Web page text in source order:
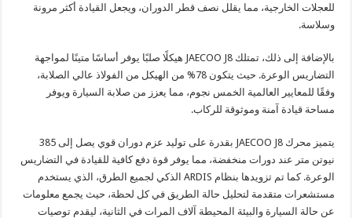
للعجلات الخارجية، مما يقلل نصف قطر الدوران، ويجعل القيادة أكثر مرونة
وسلاسة.
بالإضافة إلى ذلك، تمتلك JAECOO J8 هيكلًا صلبًا يوفر أساسًا متينًا لمواجهة
التضاريس الوعرة. حيث يتكون 78% من الهيكل من الفولاذ عالي الصلابة،
وفقًا للمعايير العالمية الخمس نجوم، مما يعزز من صلابة السيارة ويوفر
مساحة قيادة آمنة وموثوقة للركاب.
يتميز محرك JAECOO J8 بقدرة على توليد عزم دوران قوي يصل إلى 385
نيوتن متر عند دورات منخفضة، مما يوفر قوة دفع كافية للقيادة في التضاريس
الوعرة. كما تم تزويدها بنظام ARDIS الذكي لجميع الطرق، الذي يستخدم
مستشعرات متقدمة لتحليل حالة الطريق في كل لحظة، حيث يجمع معلومات
عن حالة السيارة والبيئة المحيطة آلاف المرات في الثانية، ليقدم توصيات